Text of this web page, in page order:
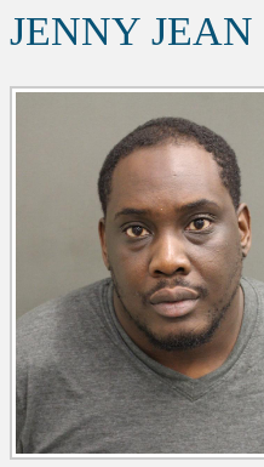
JENNY JEAN